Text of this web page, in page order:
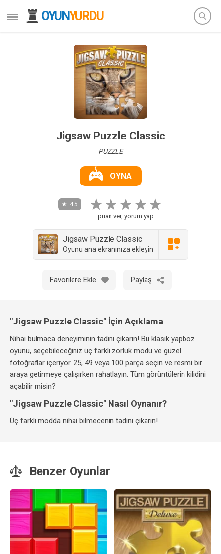
OYUNYURDU
Jigsaw Puzzle Classic
PUZZLE
OYNA
4.5
puan ver, yorum yap
Jigsaw Puzzle Classic
Oyunu ana ekranınıza ekleyin
Favorilere Ekle Paylaş
"Jigsaw Puzzle Classic" İçin Açıklama
Nihai bulmaca deneyiminin tadını çıkarın! Bu klasik yapboz
oyunu, seçebileceğiniz üç farklı zorluk modu ve güzel
fotoğraflar içeriyor. 25, 49 veya 100 parça seçin ve resmi bir
araya getirmeye çalışırken rahatlayın. Tüm görüntülerin kilidini
açabilir misin?
"Jigsaw Puzzle Classic" Nasıl Oynanır?
Üç farklı modda nihai bilmecenin tadını çıkarın!
Benzer Oyunlar